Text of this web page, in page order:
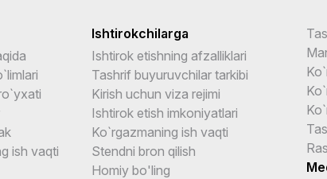
ish vaqti
Ishtirokchilarga
Ishtirok etishning afzalliklari
Tashrif buyuruvchilar tarkibi
Kirish uchun viza rejimi
Ishtirok etish imkoniyatlari
Ko`rgazmaning ish vaqti
Stendni bron qilish
Homiy bo'ling